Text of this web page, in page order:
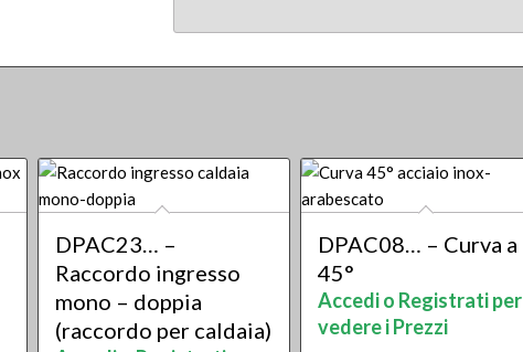
DPAC23… –
Raccordo ingresso
mono – doppia
(raccordo per caldaia)
DPAC08… – Curva a
45°
Accedi o Registrati per
vedere i Prezzi